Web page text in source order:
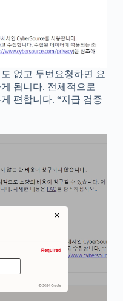
없고 두번요청하면 요
됩니다. 전체적으로
편합니다. “지급 검증